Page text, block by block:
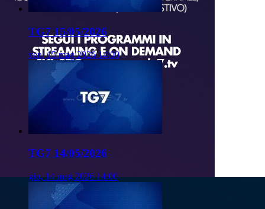
TG7 15/05/2026
ven, 15 mag 2026 14:00
TG7 14/05/2026
gio, 14 mag 2026 14:00